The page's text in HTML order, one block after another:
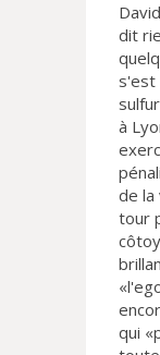
dit
s'est
à
de la
tour
qui